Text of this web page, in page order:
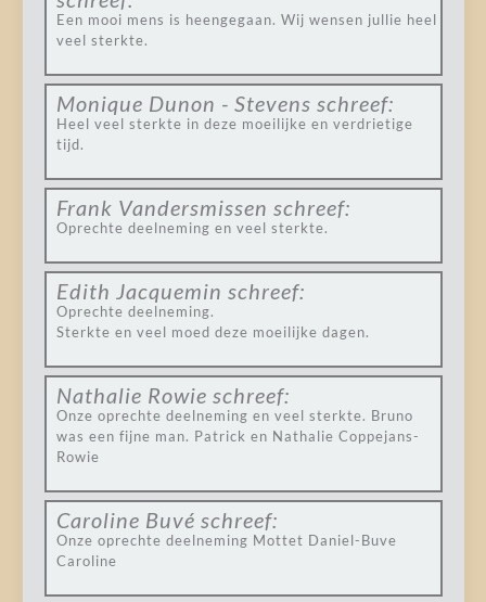
Een mooi mens is heengegaan. Wij wensen jullie heel
veel sterkte.
Monique Dunon - Stevens schreef:
Heel veel sterkte in deze moeilijke en verdrietige
tijd.
Frank Vandersmissen schreef:
Oprechte deelneming en veel sterkte.
Edith Jacquemin schreef:
Oprechte deelneming.
Sterkte en veel moed deze moeilijke dagen.
Nathalie Rowie schreef:
Onze oprechte deelneming en veel sterkte. Bruno
was een fijne man. Patrick en Nathalie Coppejans-
Rowie
Caroline Buvé schreef:
Onze oprechte deelneming Mottet Daniel-Buve
Caroline